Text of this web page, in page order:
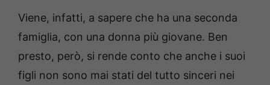
Viene, infatti, a sapere che ha una seconda
famiglia, con una donna più giovane. Ben
presto, però, si rende conto che anche i suoi
figli non sono mai stati del tutto sinceri nei